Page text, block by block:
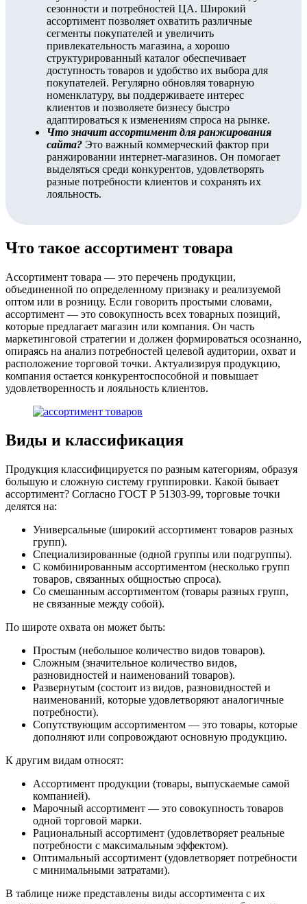
сезонности и потребностей ЦА. Широкий
ассортимент позволяет охватить различные
сегменты покупателей и увеличить
привлекательность магазина, а хорошо
структурированный каталог обеспечивает
доступность товаров и удобство их выбора для
покупателей. Регулярно обновляя товарную
номенклатуру, вы поддерживаете интерес
клиентов и позволяете бизнесу быстро
адаптироваться к изменениям спроса на рынке.
Что значит ассортимент для ранжирования
сайта? Это важный коммерческий фактор при
ранжировании интернет-магазинов. Он помогает
выделяться среди конкурентов, удовлетворять
разные потребности клиентов и сохранять их
лояльность.
Что такое ассортимент товара
Ассортимент товара — это перечень продукции,
объединенной по определенному признаку и реализуемой
оптом или в розницу. Если говорить простыми словами,
ассортимент — это совокупность всех товарных позиций,
которые предлагает магазин или компания. Он часть
маркетинговой стратегии и должен формироваться осознанно,
опираясь на анализ потребностей целевой аудитории, охват и
расположение торговой точки. Актуализируя продукцию,
компания остается конкурентоспособной и повышает
удовлетворенность и лояльность клиентов.
Виды и классификация
Продукция классифицируется по разным категориям, образуя
большую и сложную систему группировки. Какой бывает
ассортимент? Согласно ГОСТ Р 51303-99, торговые точки
делятся на:
Универсальные (широкий ассортимент товаров разных
групп).
Специализированные (одной группы или подгруппы).
С комбинированным ассортиментом (несколько групп
товаров, связанных общностью спроса).
Со смешанным ассортиментом (товары разных групп,
не связанные между собой).
По широте охвата он может быть:
Простым (небольшое количество видов товаров).
Сложным (значительное количество видов,
разновидностей и наименований товаров).
Развернутым (состоит из видов, разновидностей и
наименований, которые удовлетворяют аналогичные
потребности).
Сопутствующим ассортиментом — это товары, которые
дополняют или сопровождают основную продукцию.
К другим видам относят:
Ассортимент продукции (товары, выпускаемые самой
компанией).
Марочный ассортимент — это совокупность товаров
одной торговой марки.
Рациональный ассортимент (удовлетворяет реальные
потребности с максимальным эффектом).
Оптимальный ассортимент (удовлетворяет потребности
с минимальными затратами).
В таблице ниже представлены виды ассортимента с их